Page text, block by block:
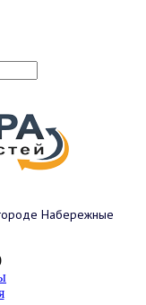
Набережные